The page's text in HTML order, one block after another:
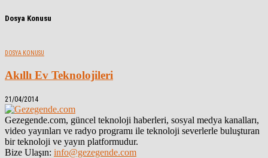
Dosya Konusu
DOSYA KONUSU
Akıllı Ev Teknolojileri
21/04/2014
Gezegende.com, güncel teknoloji haberleri, sosyal medya kanalları,
video yayınları ve radyo programı ile teknoloji severlerle buluşturan
bir teknoloji ve yayın platformudur.
Bize Ulaşın: info@gezegende.com